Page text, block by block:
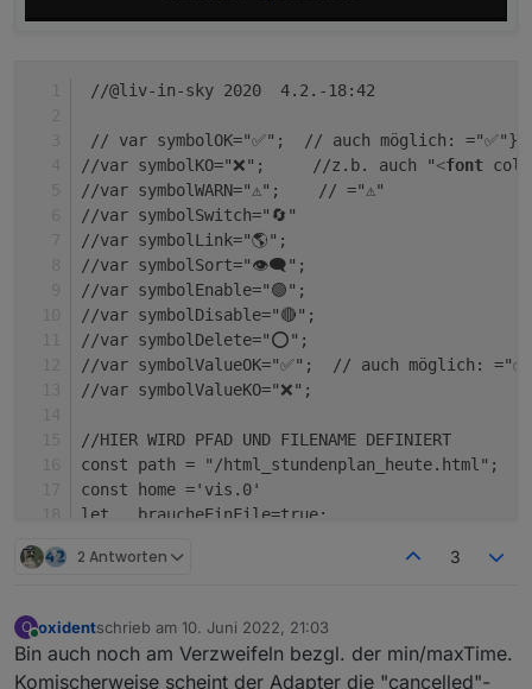
//@liv-in-sky 2020  4.2.-18:42
// var symbolOK="✅";  // auch möglich:
//var symbolKO="❌";     //z.b. auch "<font
//var symbolWARN="⚠️";    // ="⚠️"
//var symbolSwitch="🔄"
//var symbolLink="🌎";
//var symbolSort="👁️‍🗨️";
//var symbolEnable="🟢";
//var symbolDisable="🔴";
//var symbolDelete="⭕";
//var symbolValueOK="✅";  // auch
//var symbolValueKO="❌";
//HIER WIRD PFAD UND FILENAME DEFINIERT
const path = "/
const home ='vis.0'
let   braucheEinFile=true;
let
//HIER DIE SPALTEN ANZAHL DEFINIEREN -
2 Antworten 3
O oxidentschrieb am 10. Juni 2022, 21:03
zuletzt editiert von
Bin auch noch am Verzweifeln bezgl. der min/maxTime.
Komischerweise scheint der Adapter die "cancelled"-